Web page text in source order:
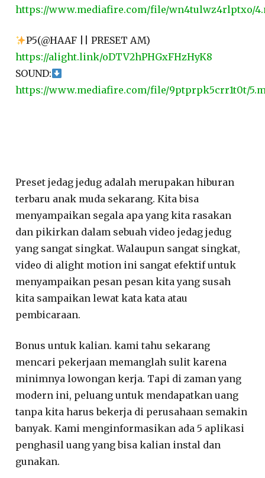
https://www.mediafire.com/file/wn4tulwz4rlptxo/
P5(@HAAF || PRESET AM)
https://alight.link/oDTV2hPHGxFHzHyK8
SOUND:
https://www.mediafire.com/file/9ptprpk5crr1t0t/
Preset jedag jedug adalah merupakan hiburan
terbaru anak muda sekarang. Kita bisa
menyampaikan segala apa yang kita rasakan
dan pikirkan dalam sebuah video jedag jedug
yang sangat singkat. Walaupun sangat singkat,
video di alight motion ini sangat efektif untuk
menyampaikan pesan pesan kita yang susah
kita sampaikan lewat kata kata atau
pembicaraan.
Bonus untuk kalian. kami tahu sekarang
mencari pekerjaan memanglah sulit karena
minimnya lowongan kerja. Tapi di zaman yang
modern ini, peluang untuk mendapatkan uang
tanpa kita harus bekerja di perusahaan semakin
banyak. Kami menginformasikan ada 5 aplikasi
penghasil uang yang bisa kalian instal dan
gunakan.